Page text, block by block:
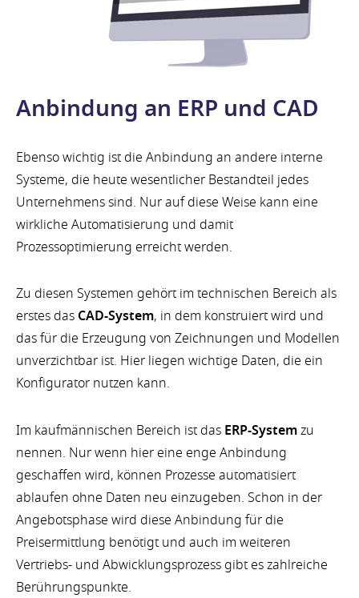
Anbindung an ERP und CAD
Ebenso wichtig ist die Anbindung an andere interne
Systeme, die heute wesentlicher Bestandteil jedes
Unternehmens sind. Nur auf diese Weise kann eine
wirkliche Automatisierung und damit
Prozessoptimierung erreicht werden.
Zu diesen Systemen gehört im technischen Bereich als
erstes das CAD-System, in dem konstruiert wird und
das für die Erzeugung von Zeichnungen und Modellen
unverzichtbar ist. Hier liegen wichtige Daten, die ein
Konfigurator nutzen kann.
Im kaufmännischen Bereich ist das ERP-Systemzu
nennen. Nur wenn hier eine enge Anbindung
geschaffen wird, können Prozesse automatisiert
ablaufen ohne Daten neu einzugeben. Schon in der
Angebotsphase wird diese Anbindung für die
Preisermittlung benötigt und auch im weiteren
Vertriebs- und Abwicklungsprozess gibt es zahlreiche
Berührungspunkte.